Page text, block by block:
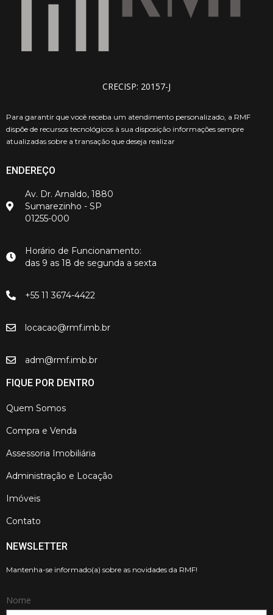
CRECISP: 20157-J
Para garantir que você receba um atendimento personalizado, a RMF
dispõe de recursos tecnológicos à sua disposição informações sempre
atualizadas sobre a transação que deseja realizar
ENDEREÇO
Av. Dr. Arnaldo, 1880
Sumarezinho - SP
01255-000
Horário de Funcionamento:
das 9 as 18 de segunda a sexta
+55 11 3674-4422
locacao@rmf.imb.br
adm@rmf.imb.br
FIQUE POR DENTRO
Quem Somos
Compra e Venda
Assessoria Imobiliária
Administração e Locação
Imóveis
Contato
NEWSLETTER
Mantenha-se informado(a) sobre as novidades da RMF!
Nome